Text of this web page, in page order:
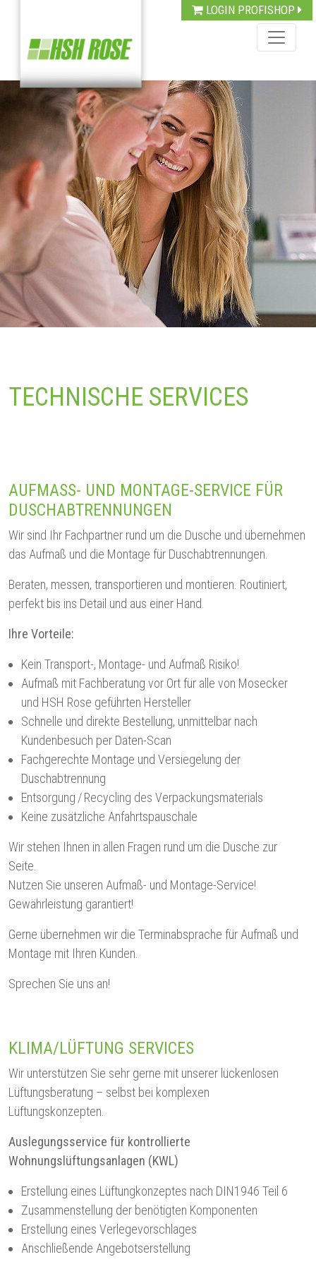
LOGIN PROFISHOP
TECHNISCHE SERVICES
AUFMASS- UND MONTAGE-SERVICE FÜR D
USCHABTRENNUNGEN
Wir sind Ihr Fachpartner rund um die Dusche und übernehmen
das Aufmaß und die Montage für Duschabtrennungen.
Beraten, messen, transportieren und montieren. Routiniert,
perfekt bis ins Detail und aus einer Hand.
Ihre Vorteile:
Kein Transport-, Montage- und Aufmaß Risiko!
Aufmaß mit Fachberatung vor Ort für alle von Mosecker
und HSH Rose geführten Hersteller
Schnelle und direkte Bestellung, unmittelbar nach
Kundenbesuch per Daten-Scan
Fachgerechte Montage und Versiegelung der
Duschabtrennung
Entsorgung / Recycling des Verpackungsmaterials
Keine zusätzliche Anfahrtspauschale
Wir stehen Ihnen in allen Fragen rund um die Dusche zur
Seite.
Nutzen Sie unseren Aufmaß- und Montage-Service!
Gewährleistung garantiert!
Gerne übernehmen wir die Terminabsprache für Aufmaß und
Montage mit Ihren Kunden.
Sprechen Sie uns an!
KLIMA/LÜFTUNG SERVICES
Wir unterstützen Sie sehr gerne mit unserer lückenlosen
Lüftungsberatung – selbst bei komplexen
Lüftungskonzepten.
Auslegungsservice für kontrollierte
Wohnungslüftungsanlagen (KWL)
Erstellung eines Lüftungkonzeptes nach DIN1946 Teil 6
Zusammenstellung der benötigten Komponenten
Erstellung eines Verlegevorschlages
Anschließende Angebotserstellung